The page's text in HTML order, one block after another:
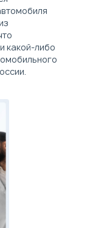
какой-либо